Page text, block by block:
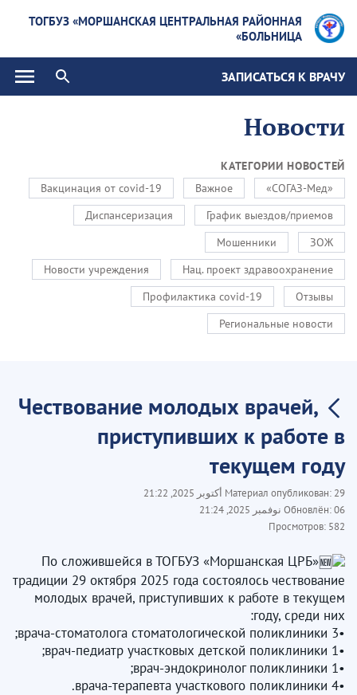
ТОГБУЗ «МОРШАНСКАЯ ЦЕНТРАЛЬНАЯ РАЙОННАЯ
БОЛЬНИЦА»
ЗАПИСАТЬСЯ К ВРАЧУ
Новости
КАТЕГОРИИ НОВОСТЕЙ
«СОГАЗ-Мед»
Важное
Вакцинация от covid-19
График выездов/приемов
Диспансеризация
ЗОЖ
Мошенники
Нац. проект здравоохранение
Новости учреждения
Отзывы
Профилактика covid-19
Региональные новости
Чествование молодых врачей,
приступивших к работе в
текущем году
Материал опубликован: 29 أكتوبر 2025, 21:22
Обновлён:06 نوفمبر 2025, 21:24
Просмотров: 582
По сложившейся в ТОГБУЗ «Моршанская ЦРБ»
традиции 29 октября 2025 года состоялось чествование
молодых врачей, приступивших к работе в текущем
году, среди них:
•3 врача-стоматолога стоматологической поликлиники;
•1 врач-педиатр участковых детской поликлиники;
•1 врач-эндокринолог поликлиники;
•4 врача-терапевта участкового поликлиники.